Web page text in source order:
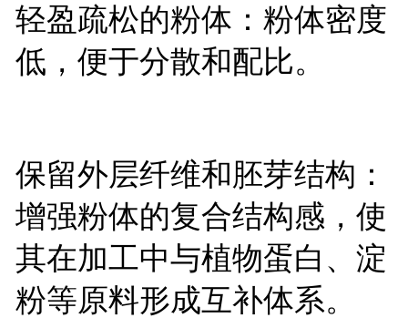
轻盈疏松的粉体：粉体密度
低，便于分散和配比。
保留外层纤维和胚芽结构：
增强粉体的复合结构感，使
其在加工中与植物蛋白、淀
粉等原料形成互补体系。